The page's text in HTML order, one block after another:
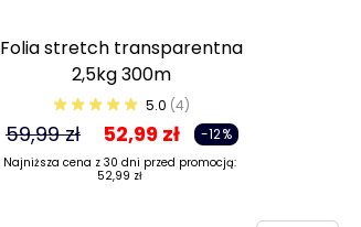
Folia stretch transparentna
2,5kg 300m
5.0 (4)
52,99 zł
59,99 zł -12%
Najniższa cena z 30 dni przed promocją:
52,99 zł